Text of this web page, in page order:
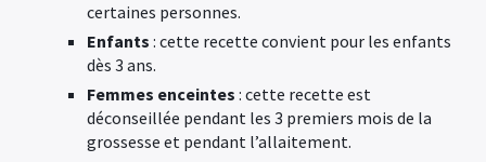
certaines personnes.
Enfants : cette recette convient pour les enfants
dès 3 ans.
Femmes enceintes : cette recette est
déconseillée pendant les 3 premiers mois de la
grossesse et pendant l’allaitement.